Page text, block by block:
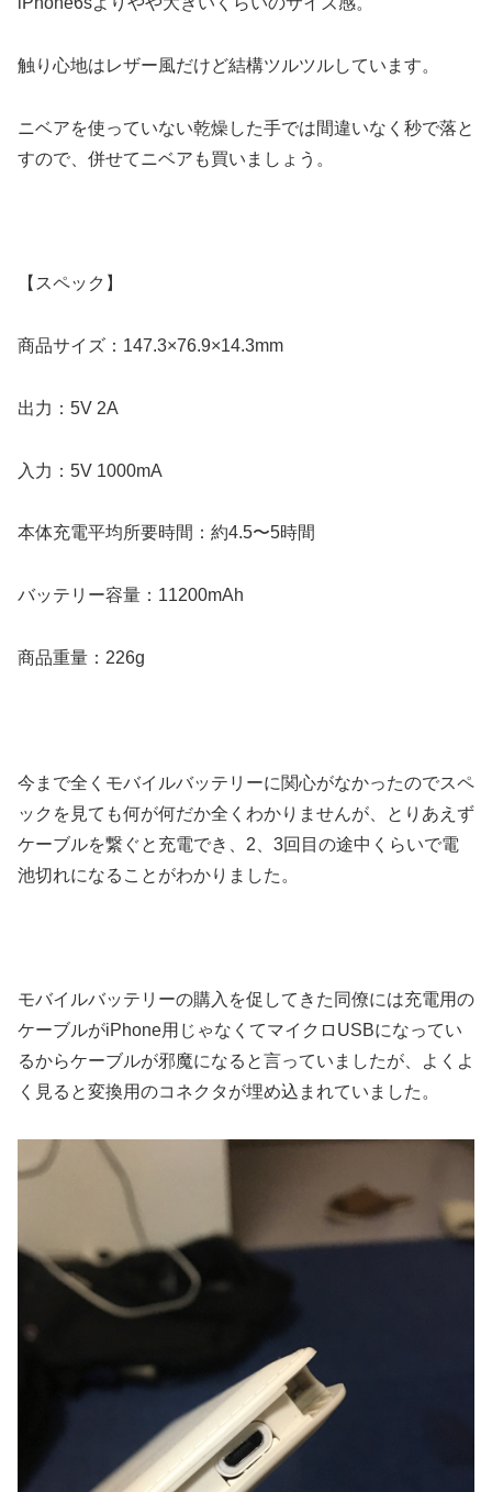
触り心地はレザー風だけど結構ツルツルしています。
ニベアを使っていない乾燥した手では間違いなく秒で落と
すので、併せてニベアも買いましょう。
【スペック】
商品サイズ：147.3×76.9×14.3mm
出力：5V 2A
入力：5V 1000mA
本体充電平均所要時間：約4.5〜5時間
バッテリー容量：11200mAh
商品重量：226g
今まで全くモバイルバッテリーに関心がなかったのでスペ
ックを見ても何が何だか全くわかりませんが、とりあえず
ケーブルを繋ぐと充電でき、2、3回目の途中くらいで電
池切れになることがわかりました。
モバイルバッテリーの購入を促してきた同僚には充電用の
ケーブルがiPhone用じゃなくてマイクロUSBになってい
るからケーブルが邪魔になると言っていましたが、よくよ
く見ると変換用のコネクタが埋め込まれていました。